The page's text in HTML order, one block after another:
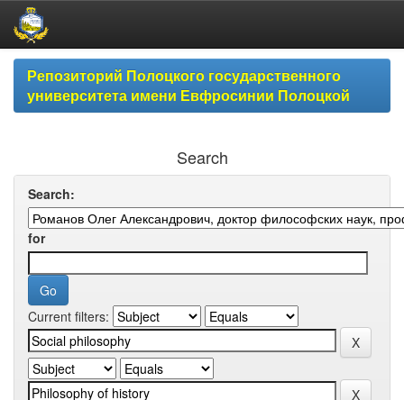
Skip
navigationРепозиторий Полоцкого государственного
университета имени Евфросинии Полоцкой
Search
Search:
for
Current filters: